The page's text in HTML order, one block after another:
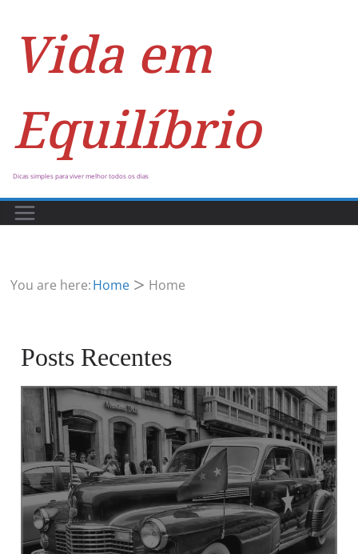
Vida em
Equilíbrio
Dicas simples para viver melhor todos os dias
You are here:Home Home
Posts Recentes